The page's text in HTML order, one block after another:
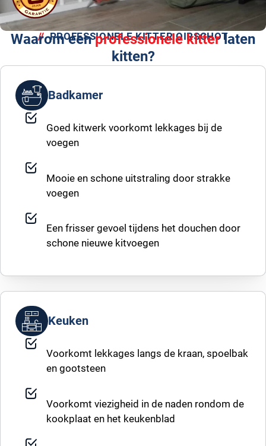
PROFESSIONELE KITTER OIRSCHOT
Waarom eenprofessionele kitterlaten
kitten?
Badkamer
Goed kitwerk voorkomt lekkages bij de
voegen
Mooie en schone uitstraling door strakke
voegen
Een frisser gevoel tijdens het douchen door
schone nieuwe kitvoegen
Keuken
Voorkomt lekkages langs de kraan, spoelbak
en gootsteen
Voorkomt viezigheid in de naden rondom de
kookplaat en het keukenblad